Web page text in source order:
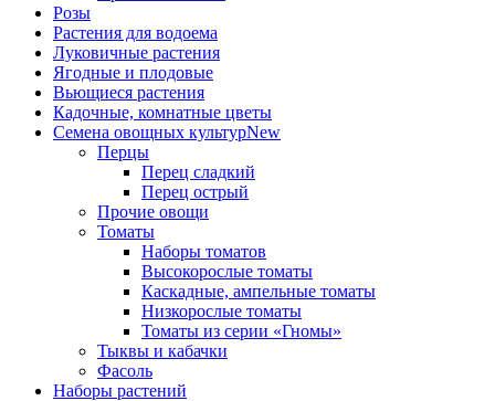
Розы
Растения для водоема
Луковичные растения
Ягодные и плодовые
Вьющиеся растения
Кадочные, комнатные цветы
Семена овощных культурNew
Перцы
Перец сладкий
Перец острый
Прочие овощи
Томаты
Наборы томатов
Высокорослые томаты
Каскадные, ампельные томаты
Низкорослые томаты
Томаты из серии «Гномы»
Тыквы и кабачки
Фасоль
Наборы растений